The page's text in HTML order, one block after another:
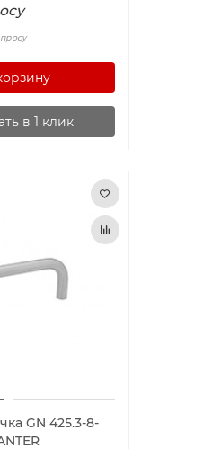
в 1 клик
GN 425.3-8-